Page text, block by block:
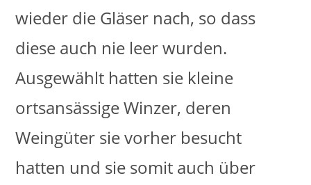
wieder die Gläser nach, so dass
diese auch nie leer wurden.
Ausgewählt hatten sie kleine
ortsansässige Winzer, deren
Weingüter sie vorher besucht
hatten und sie somit auch über